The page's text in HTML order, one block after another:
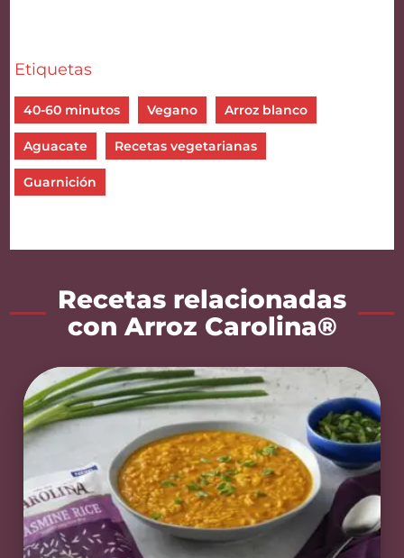
Etiquetas
40-60 minutos Vegano Arroz blanco
Aguacate Recetas vegetarianas
Guarnición
Recetas relacionadas
con Arroz Carolina®